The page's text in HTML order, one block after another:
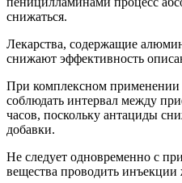
снижаться.
Лекарства, содержащие
снижают эффективность
При комплексном применении
соблюдать интервал между
часов, поскольку антациды
добавки.
Не следует одновременно с
вещества проводить